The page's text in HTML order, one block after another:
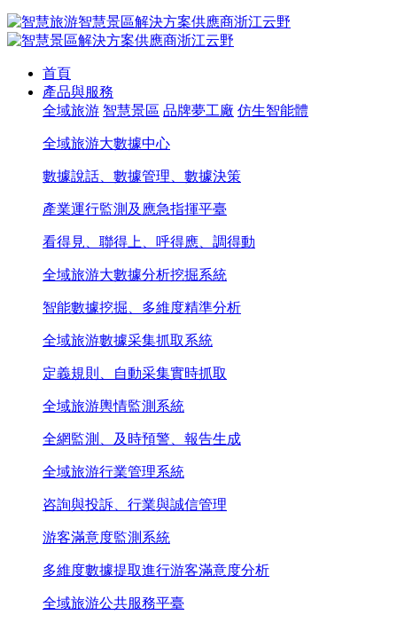
首頁
產品與服務
全域旅游 智慧景區 品牌夢工廠 仿生智能體
全域旅游大數據中心
數據說話、數據管理、數據決策
產業運行監測及應急指揮平臺
看得見、聯得上、呼得應、調得動
全域旅游大數據分析挖掘系統
智能數據挖掘、多維度精準分析
全域旅游數據采集抓取系統
定義規則、自動采集實時抓取
全域旅游輿情監測系統
全網監測、及時預警、報告生成
全域旅游行業管理系統
咨詢與投訴、行業與誠信管理
游客滿意度監測系統
多維度數據提取進行游客滿意度分析
全域旅游公共服務平臺